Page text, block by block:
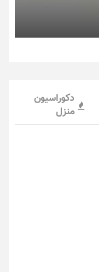
دکوراسیون
منزل